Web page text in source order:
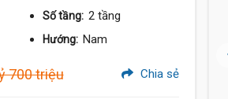
Số tầng: 2 tầng
Hướng: Nam
700 triệu Chia sẻ